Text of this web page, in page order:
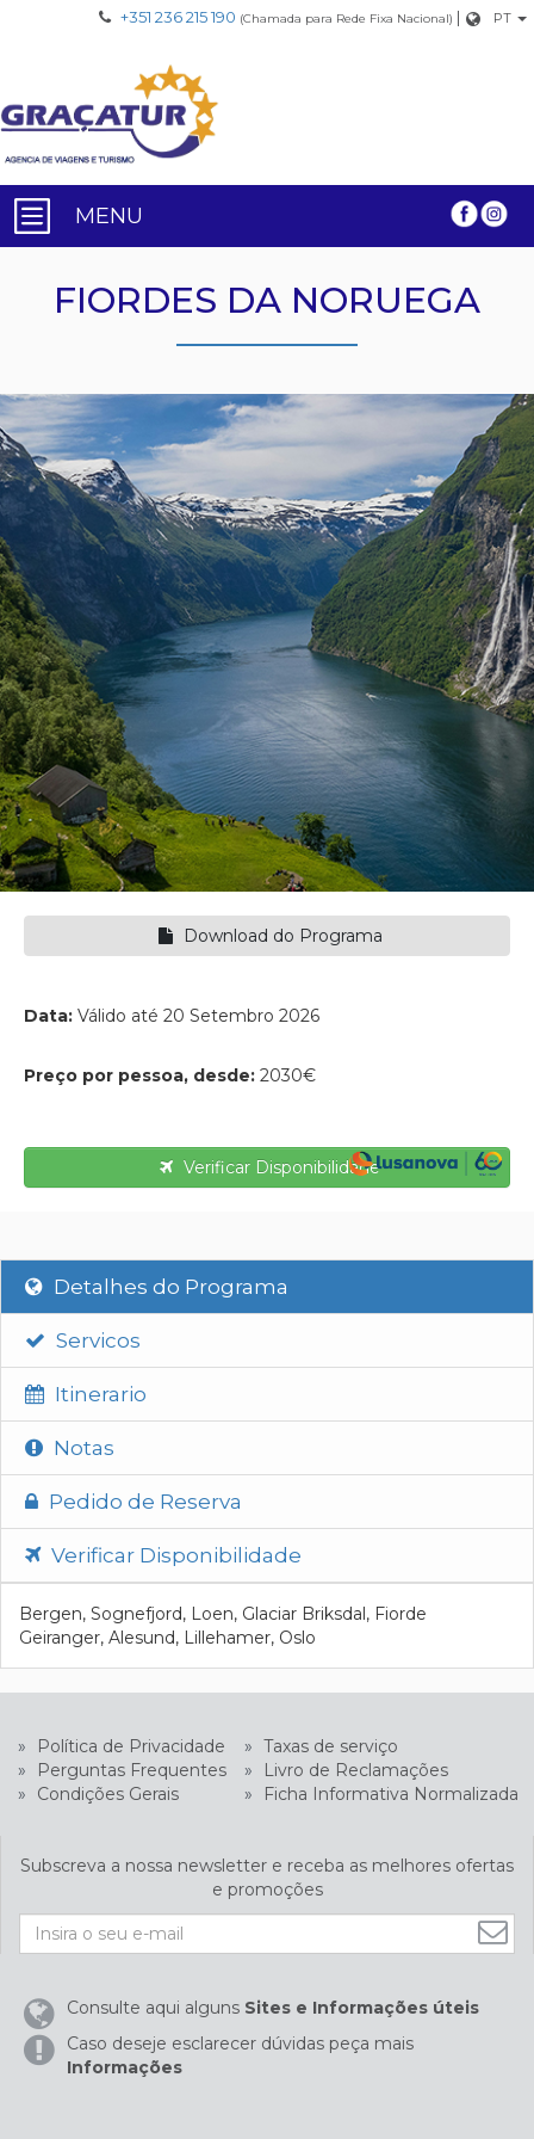
+351 236 215 190 (Chamada para Rede Fixa Nacional) | PT
MENU
FIORDES DA NORUEGA
Download do Programa
Data: Válido até 20 Setembro 2026
Preço por pessoa, desde: 2030€
Verificar Disponibilidade
Detalhes do Programa
Servicos
Itinerario
Notas
Pedido de Reserva
Verificar Disponibilidade
Bergen, Sognefjord, Loen, Glaciar Briksdal, Fiorde
Geiranger, Alesund, Lillehamer, Oslo
» Política de Privacidade » Taxas de serviço
»
Perguntas Frequentes »
Livro de Reclamações
»
Condições Gerais » Ficha Informativa Normalizada
Subscreva a nossa newsletter e receba as melhores ofertas
e promoções
Consulte aqui alguns Sites e Informações úteis
Caso deseje esclarecer dúvidas peça mais
Informações